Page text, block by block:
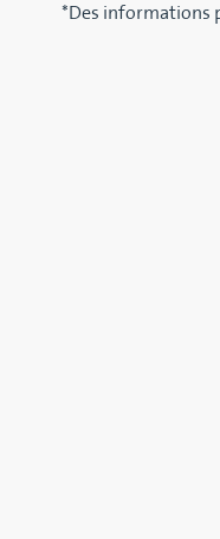
*Des informations